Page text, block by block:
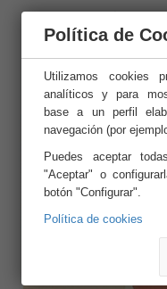
Alba
Política de
Utilizamos cookies
analíticos y para
base a un perfil
navegación (por
Puedes aceptar
"Aceptar" o
botón "Configurar".
Política de cookies